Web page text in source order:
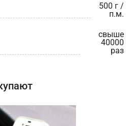
500 г /
п.м.
свыше
40000
раз